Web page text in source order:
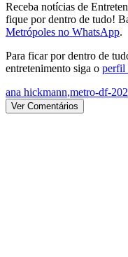
Receba notícias de
fique por dentro de tudo!
Metrópoles no WhatsApp.
Para ficar por dentro de
entretenimento siga o perfil
ana hickmann,metro-df-
Ver Comentários